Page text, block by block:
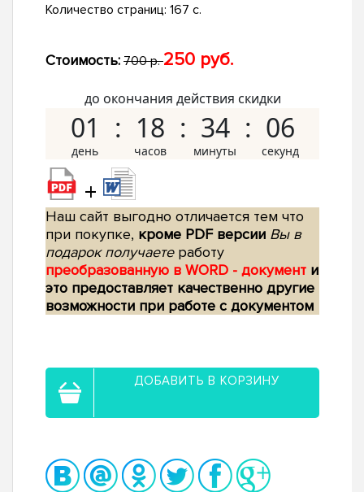
Количество страниц: 167 с.
Стоимость: 700 р.250 руб.
до окончания действия скидки
01 18 34 05
+
Наш сайт выгодно отличается тем что
при покупке, кроме PDF версии Вы в
подарок получаетеработу
преобразованную в WORD - документ и
это предоставляет качественно другие
возможности при работе с документом
ДОБАВИТЬ В КОРЗИНУ